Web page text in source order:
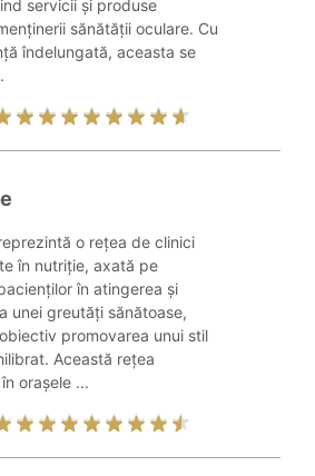
servicii și produse
sănătății oculare. Cu
îndelungată, aceasta se
o rețea de clinici
în nutriție, axată pe
în atingerea și
unei greutăți sănătoase,
promovarea unui stil
Această rețea
orașele ...